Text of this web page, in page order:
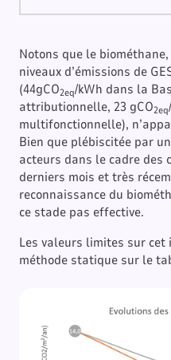
Notons que le
niveaux d’émissions de
(44gCO2eq/kWh dans la
attributionnelle, 23 gCO2eq
multifonctionnelle),
Bien que plébiscitée par
acteurs dans le cadre des
derniers mois et très
reconnaissance du
ce stade pas effective.
Les valeurs limites sur
méthode statique sur le